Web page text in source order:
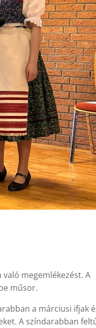
megemlékezést. A
műsor.
a márciusi ifjak
A színdarabban